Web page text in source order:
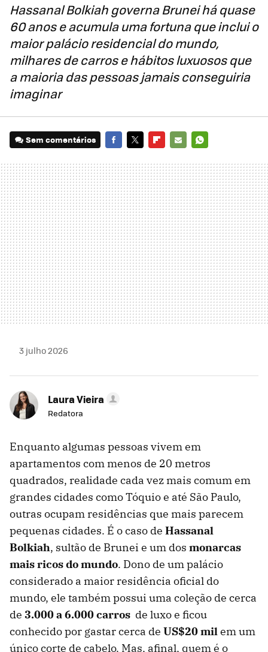
Hassanal Bolkiah governa Brunei há quase
60 anos e acumula uma fortuna que inclui o
maior palácio residencial do mundo,
milhares de carros e hábitos luxuosos que
a maioria das pessoas jamais conseguiria
imaginar
Sem comentários
MAIL
3 julho 2026
Laura Vieira
Redatora
Enquanto algumas pessoas vivem em
apartamentos com menos de 20 metros
quadrados, realidade cada vez mais comum em
grandes cidades como Tóquio e até São Paulo,
outras ocupam residências que mais parecem
pequenas cidades. É o caso de Hassanal
Bolkiah, sultão de Brunei e um dos monarcas
mais ricos do mundo. Dono de um palácio
considerado a maior residência oficial do
mundo, ele também possui uma coleção de cerca
de 3.000 a 6.000 carros de luxo e ficou
conhecido por gastar cerca de US$20 milem um
único corte de cabelo. Mas, afinal, quem é o